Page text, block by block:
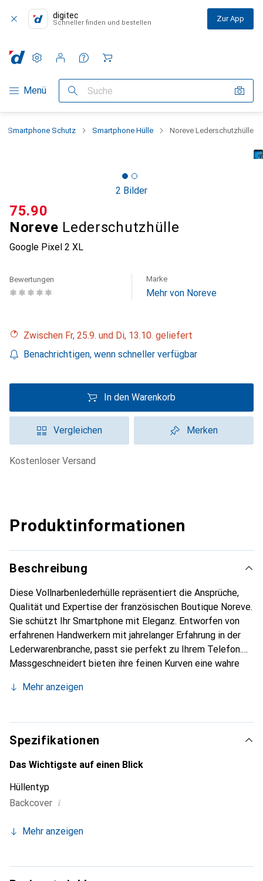
digitec
Schneller finden und bestellen Zur App
Navigation nach Kategorien
Menü Suche
Einstellungen
Kundenkonto
Vergleichslisten
Merklisten
Warenkorb
Smartphone Schutz Smartphone Hülle Noreve Lederschutzhülle
2 Bilder
Noreve Lederschutzhülle
Google Pixel 2 XL
CHF
75.90
Bewertungen Marke
Mehr von Noreve
Zwischen Fr, 25.9. und Di, 13.10. geliefert
Benachrichtigen, wenn schneller verfügbar
In den Warenkorb
Vergleichen Merken
kostenloser Versand
Produktinformationen
Beschreibung
Diese Vollnarbenlederhülle repräsentiert die Ansprüche,
Qualität und Expertise der französischen Boutique Noreve.
Sie schützt Ihr Smartphone mit Eleganz. Entworfen von
erfahrenen Handwerkern mit jahrelanger Erfahrung in der
Lederwarenbranche, passt sie perfekt zu Ihrem Telefon.
Massgeschneidert bieten ihre feinen Kurven eine wahre
Accessoire für Ihr Smartphone. International anerkannt für
zuverlässige Wahl für eine anspruchsvolle Kundschaft.
Mehr anzeigen
Spezifikationen
Das Wichtigste auf einen Blick
Hüllentyp
Backcover i
Mehr anzeigen